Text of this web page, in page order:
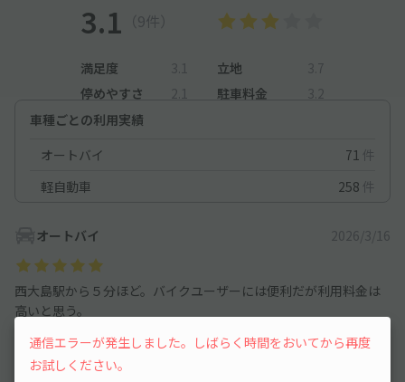
3.1 （9件）
満足度 3.1 立地
3.7
停めやすさ
2.1 駐車料金
3.2
車種ごとの利用実績
オートバイ
71 件
軽自動車
258 件
オートバイ 2026/3/16
西大島駅から５分ほど。バイクユーザーには便利だが利用料金は
高いと思う。
軽自動車
通信エラーが発生しました。しばらく時間をおいてから再度
お試しください。